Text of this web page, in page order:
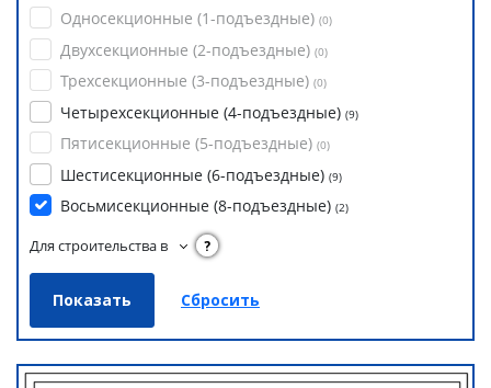
Односекционные (1-подъездные) (0)
Двухсекционные (2-подъездные) (0)
Трехсекционные (3-подъездные) (0)
Четырехсекционные (4-подъездные) (9)
Пятисекционные (5-подъездные) (0)
Шестисекционные (6-подъездные) (9)
Восьмисекционные (8-подъездные) (2)
Для строительства в ?